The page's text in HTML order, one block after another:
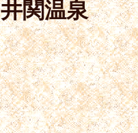
井関温泉